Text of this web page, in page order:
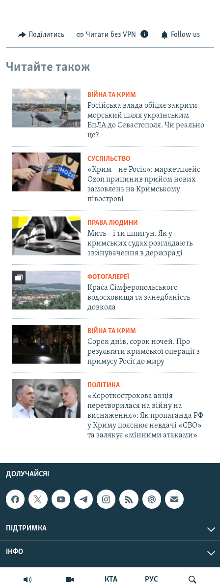
КТА РУС
Поділитись Читати без VPN Follow us
Читайте також
ВІЙНА ТА КРИМ
Російська влада обіцяє закрити
морський шлях українським
БпЛА до Севастополя. Чи реально
це?
СУСПІЛЬСТВО
«Крим – не Росія»: маркетплейс
Ozon припинив прийом нових
замовлень на Кримському
півострові
ПРАВА ЛЮДИНИ
Мить – і ти шпигун. Як у
кримських судах розглядають
звинувачення в держзраді
ФОТОГАЛЕРЕЇ
Краса Сімферопольського
водосховища та занедбаність
довкола
ВІЙНА ТА КРИМ
Сорок днів, сорок ночей. Про
результати кримської операції з
примусу Росії до миру
ПОЛІТИКА
«Короткострокова акція
перетворилася на війну на
виснаження»: Як пропаганда РФ
у Криму пояснює невдачі «СВО»
та залякує «мінними атаками»
ДОЛУЧАЙСЯ!
ПІДТРИМКА
ІНФО
© Крим.Реалії, 2026 | Усі права застережено.